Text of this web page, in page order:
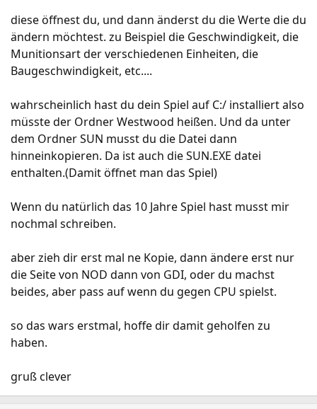
diese öffnest du, und dann änderst du die Werte die du
ändern möchtest. zu Beispiel die Geschwindigkeit, die
Munitionsart der verschiedenen Einheiten, die
Baugeschwindigkeit, etc....
wahrscheinlich hast du dein Spiel auf C:/ installiert also
müsste der Ordner Westwood heißen. Und da unter
dem Ordner SUN musst du die Datei dann
hinneinkopieren. Da ist auch die SUN.EXE datei
enthalten.(Damit öffnet man das Spiel)
Wenn du natürlich das 10 Jahre Spiel hast musst mir
nochmal schreiben.
aber zieh dir erst mal ne Kopie, dann ändere erst nur
die Seite von NOD dann von GDI, oder du machst
beides, aber pass auf wenn du gegen CPU spielst.
so das wars erstmal, hoffe dir damit geholfen zu
haben.
gruß clever